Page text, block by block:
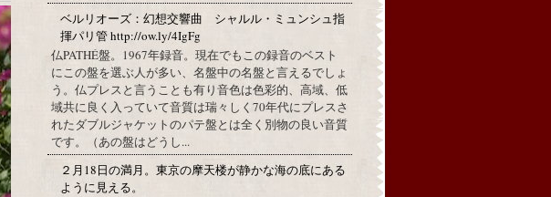
ベルリオーズ：幻想交響曲 シャルル・ミュンシュ指
揮パリ管 http://ow.ly/4IgFg
仏PATHÉ盤。1967年録音。現在でもこの録音のベスト
にこの盤を選ぶ人が多い、名盤中の名盤と言えるでしょ
う。仏プレスと言うことも有り音色は色彩的、高域、低
域共に良く入っていて音質は瑞々しく70年代にプレスさ
れたダブルジャケットのパテ盤とは全く別物の良い音質
です。（あの盤はどうし...
２月18日の満月。東京の摩天楼が静かな海の底にある
ように見える。